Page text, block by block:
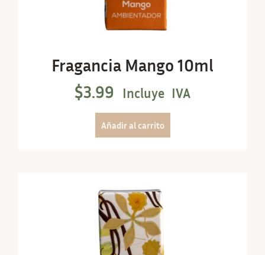
Fragancia Mango 10ml
$3.99 Incluye IVA
Añadir al carrito